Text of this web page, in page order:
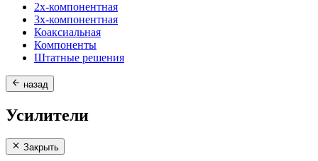
2х-компонентная
3х-компонентная
Коаксиальная
Компоненты
Штатные решения
назад
Усилители
Закрыть